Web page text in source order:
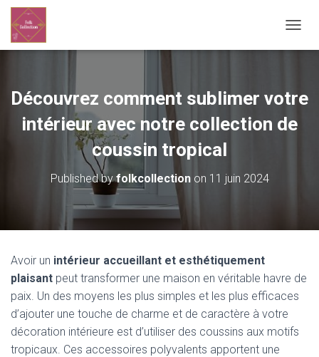
Découvrez comment sublimer votre
intérieur avec notre collection de
coussin tropical
Published byfolkcollectionon 11 juin 2024
Avoir un intérieur accueillant et esthétiquement
plaisant peut transformer une maison en véritable havre de
paix. Un des moyens les plus simples et les plus efficaces
d’ajouter une touche de charme et de caractère à votre
décoration intérieure est d’utiliser des coussins aux motifs
tropicaux. Ces accessoires polyvalents apportent une